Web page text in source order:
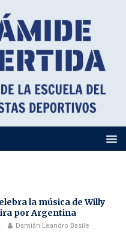
la música de Willy
por Argentina
Damián Leandro Basile